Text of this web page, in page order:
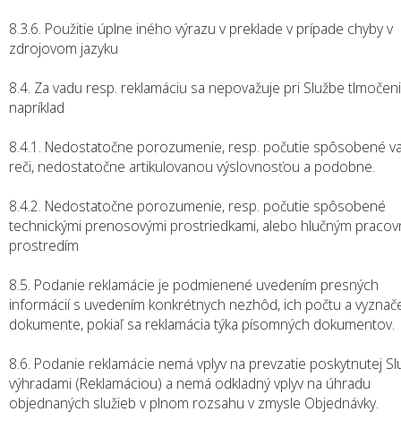
8.3.6. Použitie úplne iného výrazu v preklade v prípade chyby v
zdrojovom jazyku
8.4. Za vadu resp. reklamáciu sa nepovažuje pri Službe
napríklad
8.4.1. Nedostatočne porozumenie, resp. počutie spôsobené
reči, nedostatočne artikulovanou výslovnosťou a podobne.
8.4.2. Nedostatočne porozumenie, resp. počutie spôsobené
technickými prenosovými prostriedkami, alebo hlučným
prostredím
8.5. Podanie reklamácie je podmienené uvedením presných
informácií s uvedením konkrétnych nezhôd, ich počtu a
dokumente, pokiaľ sa reklamácia týka písomných dokumentov.
8.6. Podanie reklamácie nemá vplyv na prevzatie poskytnutej
výhradami (Reklamáciou) a nemá odkladný vplyv na úhradu
objednaných služieb v plnom rozsahu v zmysle Objednávky.